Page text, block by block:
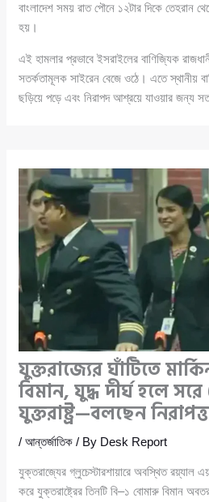
বাংলাদেশ সময় রাত পৌনে ১২টার দিকে তেহরান
হয়।
এই হামলার প্রভাবে ইসরাইলের বাণিজ্যিক
সতর্কতামূলক সাইরেন বেজে ওঠে। এতে স্থানীয়
ছড়িয়ে পড়ে এবং নিরাপদ আশ্রয়ে যাওয়ার জন্য
যুক্তরাজ্যের ঘাঁটিতে
বিমান, যুদ্ধ দীর্ঘ হলে
যুক্তরাষ্ট্র—বলছেন
/আন্তর্জাতিক / By Desk Report
যুক্তরাজ্যের গ্লুচেস্টারশায়ারে অবস্থিত রয়্যাল
করে যুক্তরাষ্ট্রের তিনটি বি–১ বোমারু বিমান